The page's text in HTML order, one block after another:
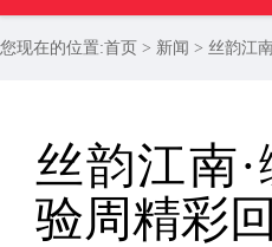
您现在的位置:首页 > 新闻 > 丝韵江
丝韵江南
验周精彩